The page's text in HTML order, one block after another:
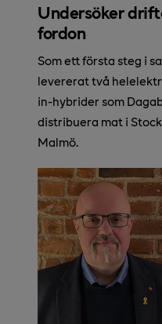
Undersöker
fordon
Som ett första steg i
levererat två
in-hybrider som
distribuera mat i
Malmö.